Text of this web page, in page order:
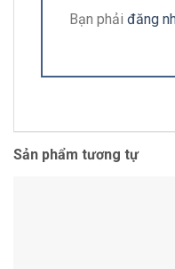
Bạn phải đăng
Sản phẩm tương tự